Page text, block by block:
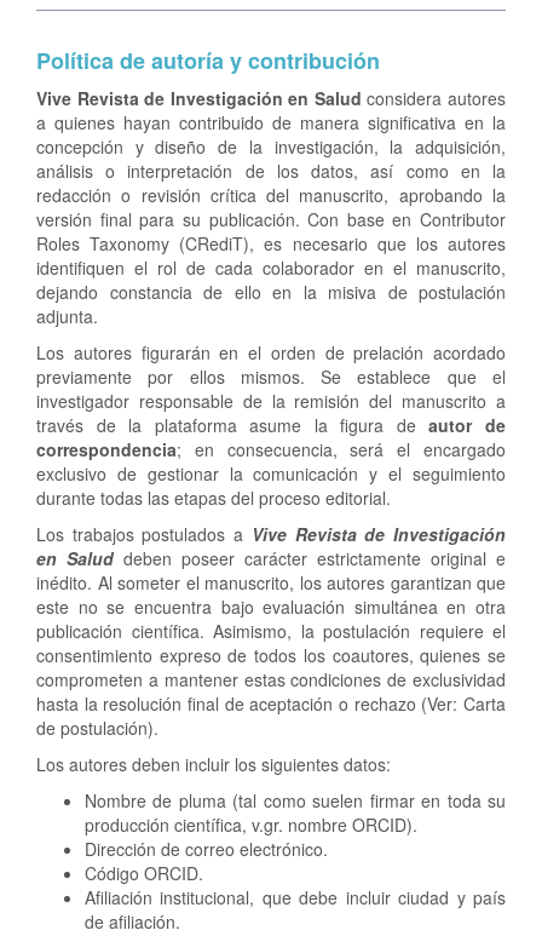
Política de autoría y contribución
Vive Revista de Investigación en Salud considera autores
a quienes hayan contribuido de manera significativa en la
concepción y diseño de la investigación, la adquisición,
análisis o interpretación de los datos, así como en la
redacción o revisión crítica del manuscrito, aprobando la
versión final para su publicación. Con base en Contributor
Roles Taxonomy (CRediT), es necesario que los autores
identifiquen el rol de cada colaborador en el manuscrito,
dejando constancia de ello en la misiva de postulación
adjunta.
Los autores figurarán en el orden de prelación acordado
previamente por ellos mismos. Se establece que el
investigador responsable de la remisión del manuscrito a
través de la plataforma asume la figura deautor de
correspondencia; en consecuencia, será el encargado
exclusivo de gestionar la comunicación y el seguimiento
durante todas las etapas del proceso editorial.
Los trabajos postulados a Vive Revista de Investigación
en Salud deben poseer carácter estrictamente original e
inédito. Al someter el manuscrito, los autores garantizan que
este no se encuentra bajo evaluación simultánea en otra
publicación científica. Asimismo, la postulación requiere el
consentimiento expreso de todos los coautores, quienes se
comprometen a mantener estas condiciones de exclusividad
hasta la resolución final de aceptación o rechazo (Ver: Carta
de postulación).
Los autores deben incluir los siguientes datos:
Nombre de pluma (tal como suelen firmar en toda su
producción científica, v.gr. nombre ORCID).
Dirección de correo electrónico.
Código ORCID.
Afiliación institucional, que debe incluir ciudad y país
de afiliación.